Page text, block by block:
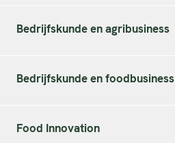
Bedrijfskunde en agribusiness
Bedrijfskunde en foodbusiness
Food Innovation